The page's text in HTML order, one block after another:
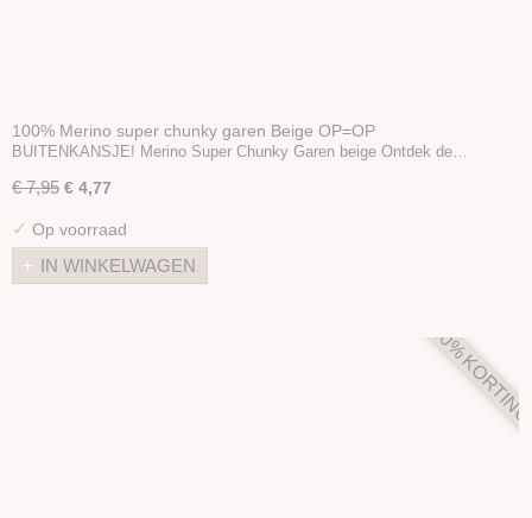
100% Merino super chunky garen Beige OP=OP
BUITENKANSJE! Merino Super Chunky Garen beige Ontdek de…
€ 7,95 € 4,77
✓ Op voorraad
IN WINKELWAGEN
40%